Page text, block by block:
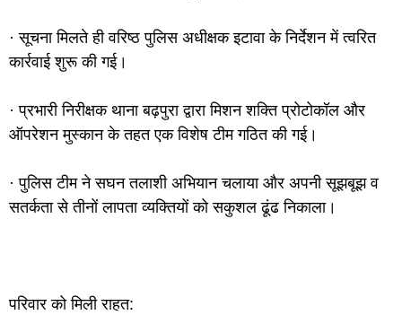
· सूचना मिलते ही वरिष्ठ पुलिस अधीक्षक इटावा के निर्देशन में त्वरित
कार्रवाई शुरू की गई।
· प्रभारी निरीक्षक थाना बढ़पुरा द्वारा मिशन शक्ति प्रोटोकॉल और
ऑपरेशन मुस्कान के तहत एक विशेष टीम गठित की गई।
· पुलिस टीम ने सघन तलाशी अभियान चलाया और अपनी सूझबूझ व
सतर्कता से तीनों लापता व्यक्तियों को सकुशल ढूंढ निकाला।
परिवार को मिली राहत: